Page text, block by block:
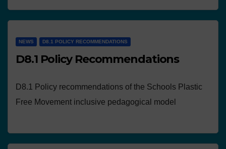
NEWS D8.1 POLICY RECOMMENDATIONS
D8.1 Policy Recommendations
D8.1 Policy recommendations of the Schools Plastic
Free Movement inclusive pedagogical model